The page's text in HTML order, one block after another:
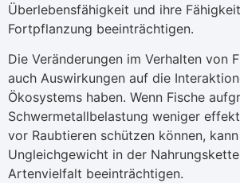
Überlebensfähigkeit und ihre
Fortpflanzung beeinträchtigen.
Die Veränderungen im Verhalten von
auch Auswirkungen auf die
Ökosystems haben. Wenn Fische
Schwermetallbelastung weniger
vor Raubtieren schützen können,
Ungleichgewicht in der
Artenvielfalt beeinträchtigen.